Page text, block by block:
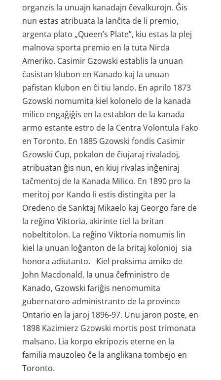
organzis la unuajn kanadajn ĉevalkurojn. Ĝis
nun estas atribuata la lanĉita de li premio,
argenta plato „Queen’s Plate”, kiu estas la plej
malnova sporta premio en la tuta Nirda
Ameriko. Casimir Gzowski establis la unuan
ĉasistan klubon en Kanado kaj la unuan
pafistan klubon en ĉi tiu lando. En aprilo 1873
Gzowski nomumita kiel kolonelo de la kanada
milico engaĝiĝis en la establon de la kanada
armo estante estro de la Centra Volontula Fako
en Toronto. En 1885 Gzowski fondis Casimir
Gzowski Cup, pokalon de ĉiujaraj rivaladoj,
atribuatan ĝis nun, en kiuj rivalas inĝeniraj
taĉmentoj de la Kanada Milico. En 1890 pro la
meritoj por Kando li estis distingita per la
Oredeno de Sanktaj Mikaelo kaj Georgo fare de
la reĝino Viktoria, akirinte tiel la britan
nobeltitolon. La reĝino Viktoria nomumis lin
kiel la unuan loĝanton de la britaj kolonioj sia
honora adiutanto. Kiel proksima amiko de
John Macdonald, la unua ĉefministro de
Kanado, Gzowski fariĝis nenomumita
gubernatoro administranto de la provinco
Ontario en la jaroj 1896-97. Unu jaron poste, en
1898 Kazimierz Gzowski mortis post trimonata
malsano. Lia korpo ekripozis eterne en la
familia mauzoleo ĉe la anglikana tombejo en
Toronto.